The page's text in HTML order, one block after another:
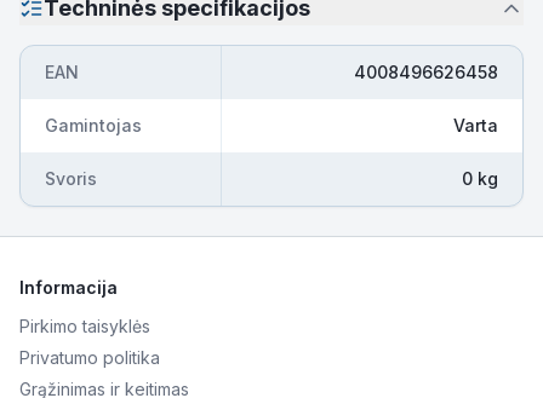
Techninės specifikacijos
EAN 4008496626458
Gamintojas Varta
Svoris 0 kg
Informacija
Pirkimo taisyklės
Privatumo politika
Grąžinimas ir keitimas